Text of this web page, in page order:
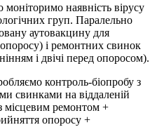
наявність вірусу
груп. Паралельно
аутовакцину для
і ремонтних свинок
і двічі перед опоросом).
контроль-біопробу з
свинками на віддаленій
місцевим ремонтом +
опоросу +